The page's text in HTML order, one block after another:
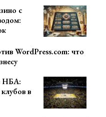
с
WordPress.com: что
НБА:
в